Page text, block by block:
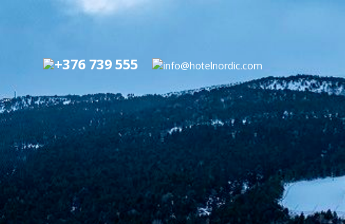
+376 739 555 info@hotelnordic.com